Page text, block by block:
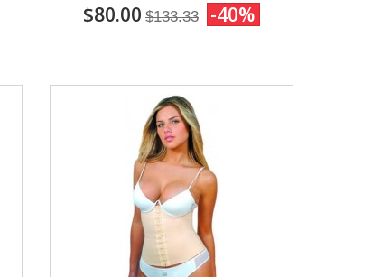
$80.00 $133.33 -40%